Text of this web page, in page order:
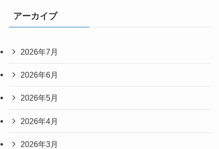
アーカイブ
2026年7月
2026年6月
2026年5月
2026年4月
2026年3月